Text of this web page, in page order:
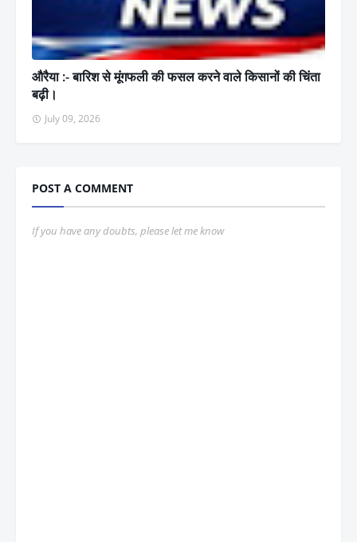
औरैया :- बारिश से मूंगफली की फसल करने वाले किसानों की चिंता
बढ़ी।
July 09, 2026
POST A COMMENT
If you have any doubts, please let me know